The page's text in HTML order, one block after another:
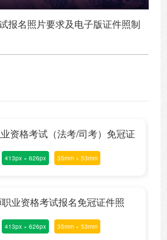
报名照片要求及电子版证件照制
资格考试（法考/司考）免冠证
件照
413px × 626px 35mm × 53mm
职业资格考试报名免冠证件照
413px × 626px 35mm × 53mm